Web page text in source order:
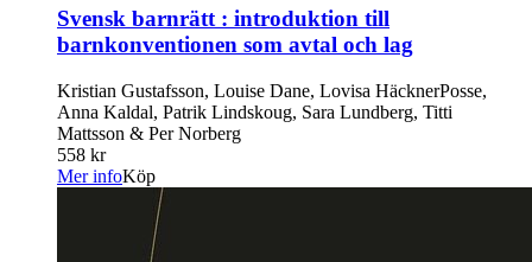
Svensk barnrätt : introduktion till
barnkonventionen som avtal och lag
Kristian Gustafsson, Louise Dane, Lovisa HäcknerPosse,
Anna Kaldal, Patrik Lindskoug, Sara Lundberg, Titti
Mattsson & Per Norberg
558 kr
Mer infoKöp